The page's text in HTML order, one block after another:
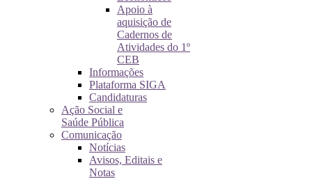
Apoio à
aquisição de
Cadernos de
Atividades do 1º
CEB
Informações
Plataforma SIGA
Candidaturas
Ação Social e
Saúde Pública
Comunicação
Notícias
Avisos, Editais e
Notas